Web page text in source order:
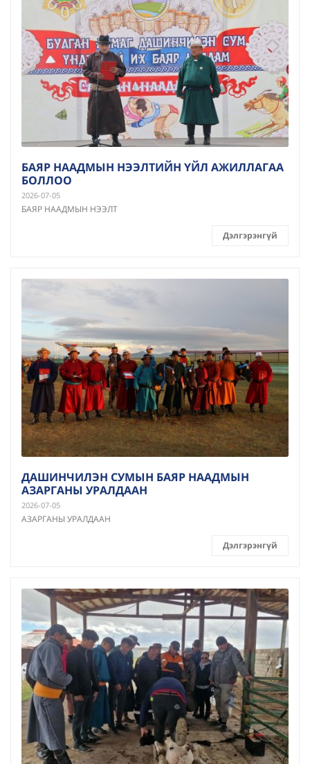
БАЯР НААДМЫН НЭЭЛТИЙН ҮЙЛ АЖИЛЛАГАА
БОЛЛОО
2026-07-05
БАЯР НААДМЫН НЭЭЛТ
Дэлгэрэнгүй
ДАШИНЧИЛЭН СУМЫН БАЯР НААДМЫН
АЗАРГАНЫ УРАЛДААН
2026-07-05
АЗАРГАНЫ УРАЛДААН
Дэлгэрэнгүй